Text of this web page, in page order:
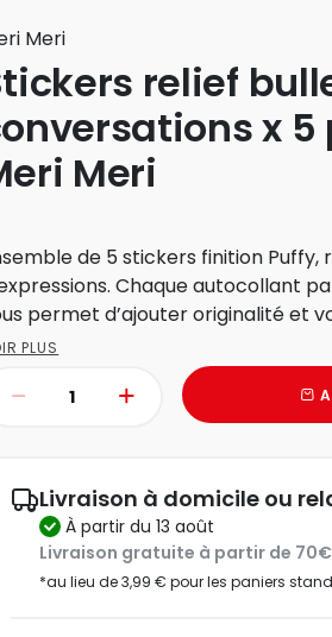
Meri
relief
x 5
Meri
de 5 stickers finition
Chaque autocollant
permet d’ajouter originalité et
PLUS
Livraison à domicile ou
à partir du 13 août
Livraison gratuite à partir de
*au lieu de 3,99 € pour les paniers